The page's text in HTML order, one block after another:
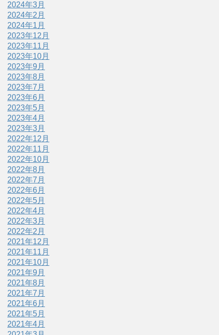
2024年3月
2024年2月
2024年1月
2023年12月
2023年11月
2023年10月
2023年9月
2023年8月
2023年7月
2023年6月
2023年5月
2023年4月
2023年3月
2022年12月
2022年11月
2022年10月
2022年8月
2022年7月
2022年6月
2022年5月
2022年4月
2022年3月
2022年2月
2021年12月
2021年11月
2021年10月
2021年9月
2021年8月
2021年7月
2021年6月
2021年5月
2021年4月